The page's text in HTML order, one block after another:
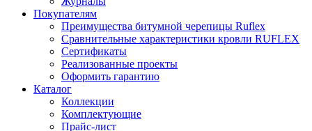
Покупателям
Преимущества битумной черепицы Ruflex
Сравнительные характеристики кровли RUFLEX
Сертификаты
Реализованные проекты
Оформить гарантию
Каталог
Коллекции
Комплектующие
Прайс-лист